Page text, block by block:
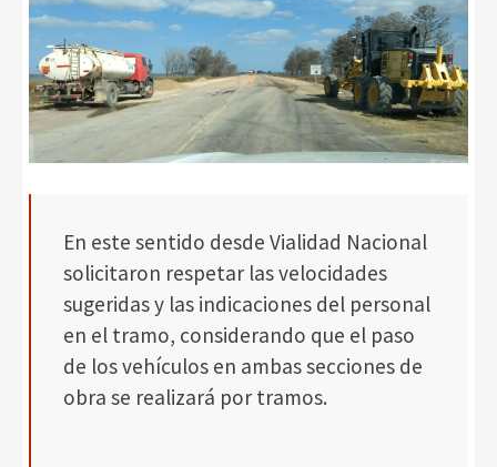
En este sentido desde Vialidad Nacional
solicitaron respetar las velocidades
sugeridas y las indicaciones del personal
en el tramo, considerando que el paso
de los vehículos en ambas secciones de
obra se realizará por tramos.